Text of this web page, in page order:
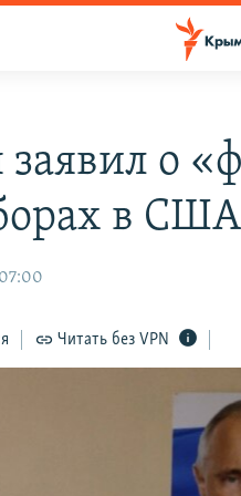
о
в США
Читать без VPN